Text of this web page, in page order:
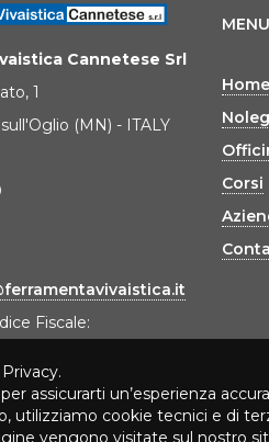
Cannetese Srl
1
(MN) - ITALY
Fiscale:
MENU
Home
Corsi
assicurarti un’esperienza
utilizziamo cookie tecnici e di
vengono visitate sul nostro